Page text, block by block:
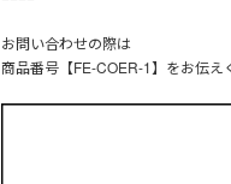
お問い合わせの際は
商品番号【FE-COER-1】をお伝え